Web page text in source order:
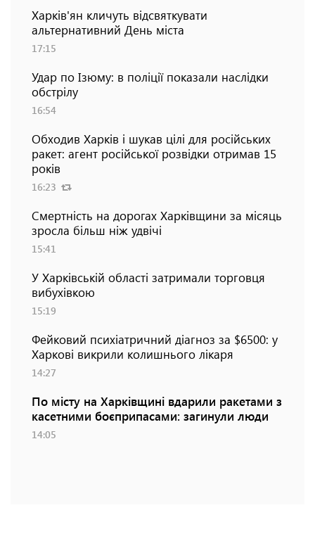
Харків'ян кличуть відсвяткувати
альтернативний День міста
17:15
Удар по Ізюму: в поліції показали наслідки
обстрілу
16:54
Обходив Харків і шукав цілі для російських
ракет: агент російської розвідки отримав 15
років
16:23
Смертність на дорогах Харківщини за місяць
зросла більш ніж удвічі
15:41
У Харківській області затримали торговця
вибухівкою
15:19
Фейковий психіатричний діагноз за $6500: у
Харкові викрили колишнього лікаря
14:27
По місту на Харківщині вдарили ракетами з
касетними боєприпасами: загинули люди
14:05